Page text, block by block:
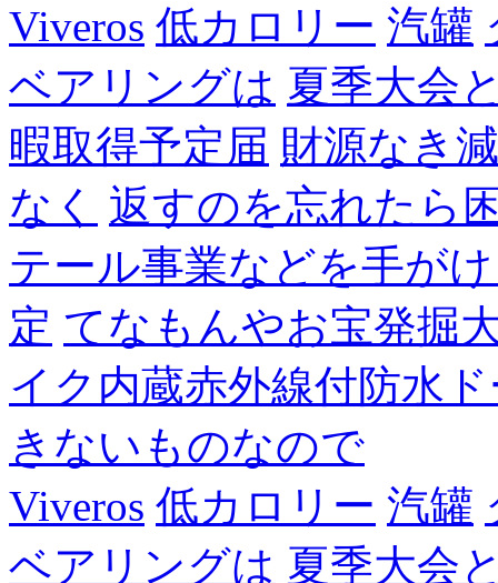
Viveros 低カロリー 汽罐
ベアリングは 夏季大会
暇取得予定届 財源なき
なく
返すのを忘れたら
テール事業などを手が
定 てなもんやお宝発掘
イク内蔵赤外線付防水
きないものなので
Viveros 低カロリー 汽罐
ベアリングは 夏季大会